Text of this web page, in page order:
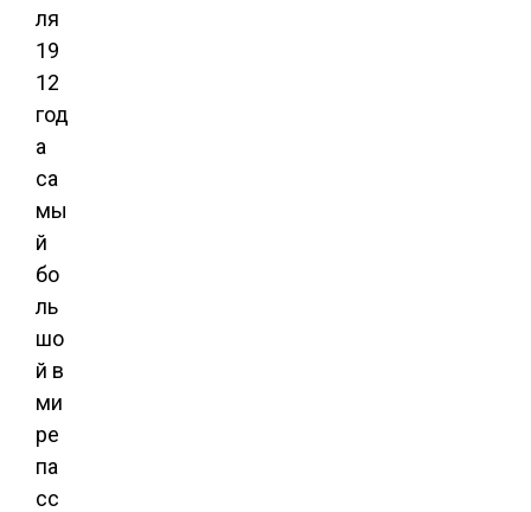
ля
19
12
год
а
са
мы
й
бо
ль
шо
й в
ми
ре
па
сс